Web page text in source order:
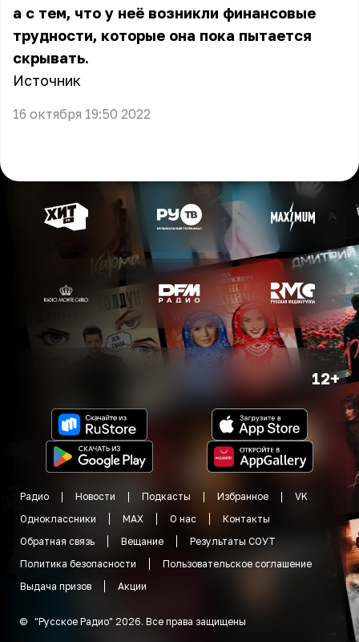
а с тем, что у неё возникли финансовые
трудности, которые она пока пытается
скрывать.
Источник
16 октября 19:50 2022
12+
Радио Новости Подкасты Избранное
VK
Одноклассники
MAX О нас
Контакты
Обратная связь
Вещание
Результаты СОУТ
Политика безопасности
Пользовательское соглашение
Выдача призов
Акции
© "Русское Радио" 2026. Все права защищены